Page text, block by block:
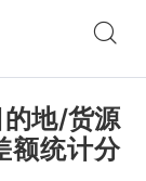
地/货源
额统计分